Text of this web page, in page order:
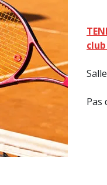
club
Pas